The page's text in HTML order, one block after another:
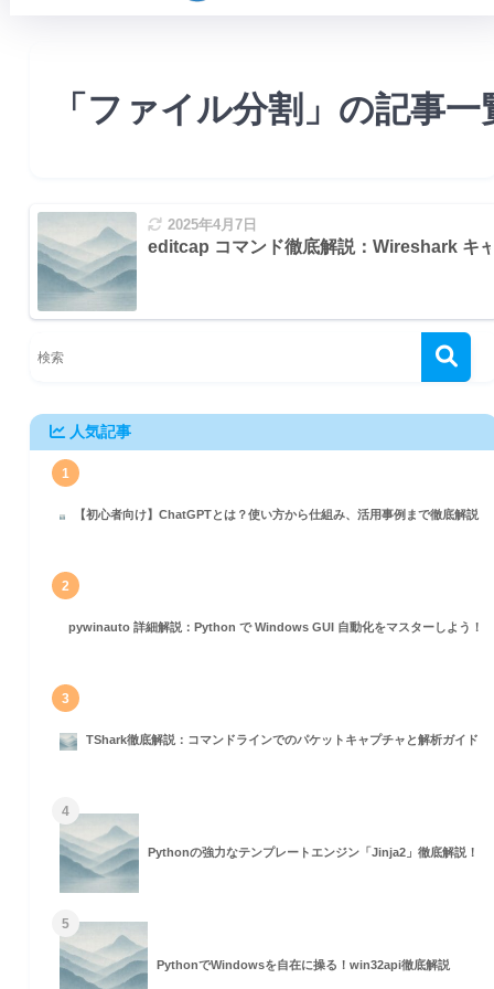
時間で分割する
しやすくする
ファイル形式を変換する
ルサイズを削減する
「ファイル分割」の記事一
2025年4月7日
editcap コマンド徹底解説：Wireshark キ
人気記事
1
【初心者向け】ChatGPTとは？使い方から仕組み、活用事例まで徹底解説
2
pywinauto 詳細解説：Python で Windows GUI 自動化をマスターしよう！
3
TShark徹底解説：コマンドラインでのパケットキャプチャと解析ガイド
4
Pythonの強力なテンプレートエンジン「Jinja2」徹底解説！
5
PythonでWindowsを自在に操る！win32api徹底解説